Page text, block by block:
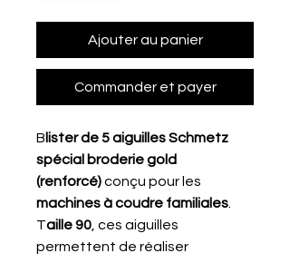
Ajouter au panier
Commander et payer
B lister de 5 aiguilles Schmetz
spécial broderie gold
(renforcé)conçu pour les
machines à coudre familiales.
Taille 90, ces aiguilles
permettent de réaliser